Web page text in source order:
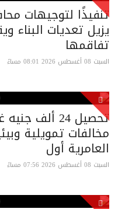
تنفيذًا لتوجيهات
يزيل تعديات
تفاقمها
السبت 08 أغسطس 2026 08:01 مساءً
تحصيل 24
مخالفات تمويلية
العامرية أول
السبت 08 أغسطس 2026 07:56 مساءً